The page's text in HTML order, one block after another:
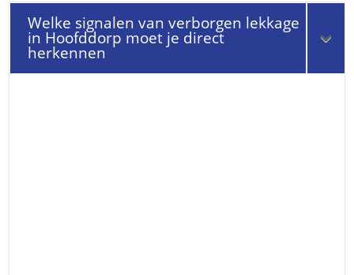
Welke signalen van verborgen lekkage
in Hoofddorp moet je direct
herkennen